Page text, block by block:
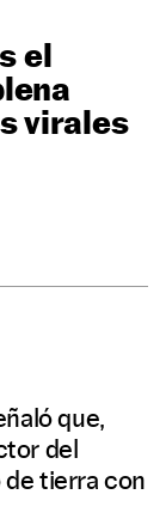
el
virales
que,
del
tierra con